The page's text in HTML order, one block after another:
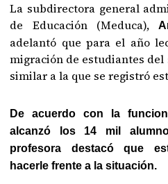
La subdirectora general
de Educación (Meduca),
adelantó que para el año
migración de estudiantes
similar a la que se registró
De acuerdo con la
alcanzó los 14 mil
profesora destacó que
hacerle frente a la situación.